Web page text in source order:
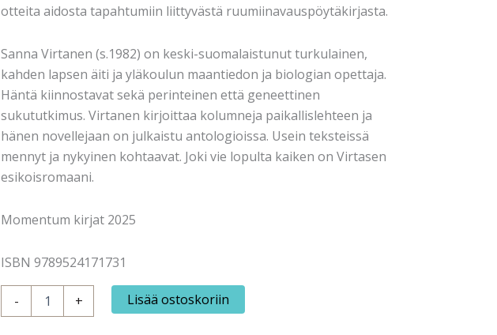
otteita aidosta tapahtumiin liittyvästä ruumiinavauspöytäkirjasta.
Sanna Virtanen (s.1982) on keski-suomalaistunut turkulainen,
kahden lapsen äiti ja yläkoulun maantiedon ja biologian opettaja.
Häntä kiinnostavat sekä perinteinen että geneettinen
sukututkimus. Virtanen kirjoittaa kolumneja paikallislehteen ja
hänen novellejaan on julkaistu antologioissa. Usein teksteissä
mennyt ja nykyinen kohtaavat. Joki vie lopulta kaiken on Virtasen
esikoisromaani.
Momentum kirjat 2025
ISBN 9789524171731
-
Sanna:
+ Lisää ostoskoriin